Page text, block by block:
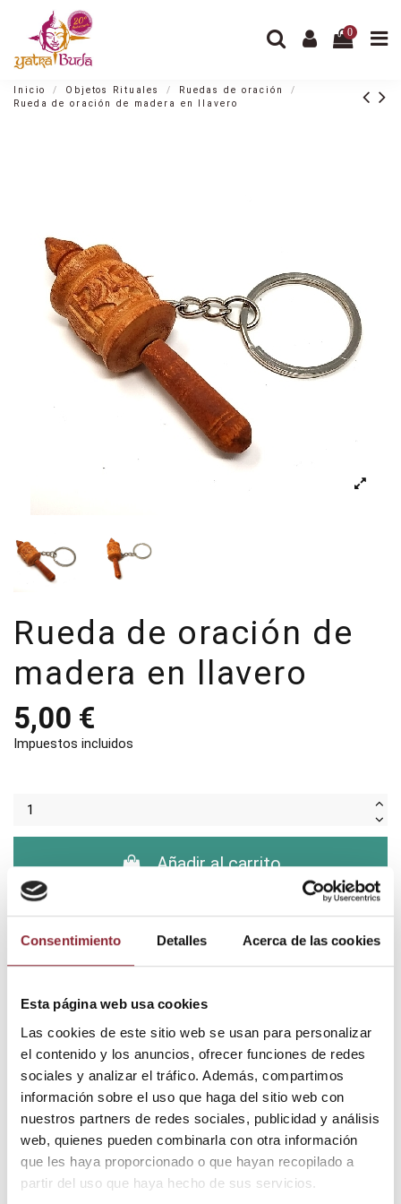
Consentimiento Detalles Acerca de las cookies
Esta página web usa cookies
Las cookies de este sitio web se usan para personalizar
el contenido y los anuncios, ofrecer funciones de redes
sociales y analizar el tráfico. Además, compartimos
información sobre el uso que haga del sitio web con
nuestros partners de redes sociales, publicidad y análisis
web, quienes pueden combinarla con otra información
que les haya proporcionado o que hayan recopilado a
partir del uso que haya hecho de sus servicios.
0
Inicio Objetos Rituales
Ruedas de oración
Rueda de oración de madera en llavero
Rueda de oración de
madera en llavero
5,00 €
Impuestos incluidos
Añadir al carrito
Envío gratis +60€
Pago seguro
Entrega 24/72h
DESCUBRE NUESTRA TIENDA FÍSICA